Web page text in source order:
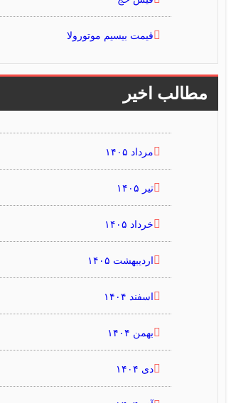
قیمت بیسیم موتورولا
مطالب اخیر
مرداد ۱۴۰۵
تیر ۱۴۰۵
خرداد ۱۴۰۵
اردیبهشت ۱۴۰۵
اسفند ۱۴۰۴
بهمن ۱۴۰۴
دی ۱۴۰۴